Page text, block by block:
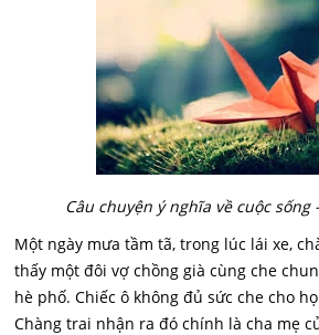
Câu chuyện ý nghĩa về cuộc
Một ngày mưa tầm tã, trong lúc lái xe,
thấy một đôi vợ chồng già cùng che
hè phố. Chiếc ô không đủ sức che cho
Chàng trai nhận ra đó chính là cha mẹ